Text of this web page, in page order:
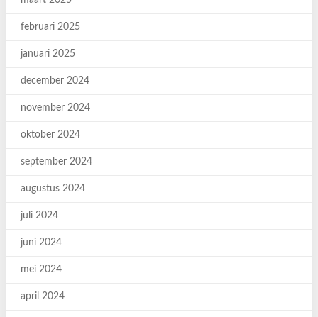
februari 2025
januari 2025
december 2024
november 2024
oktober 2024
september 2024
augustus 2024
juli 2024
juni 2024
mei 2024
april 2024